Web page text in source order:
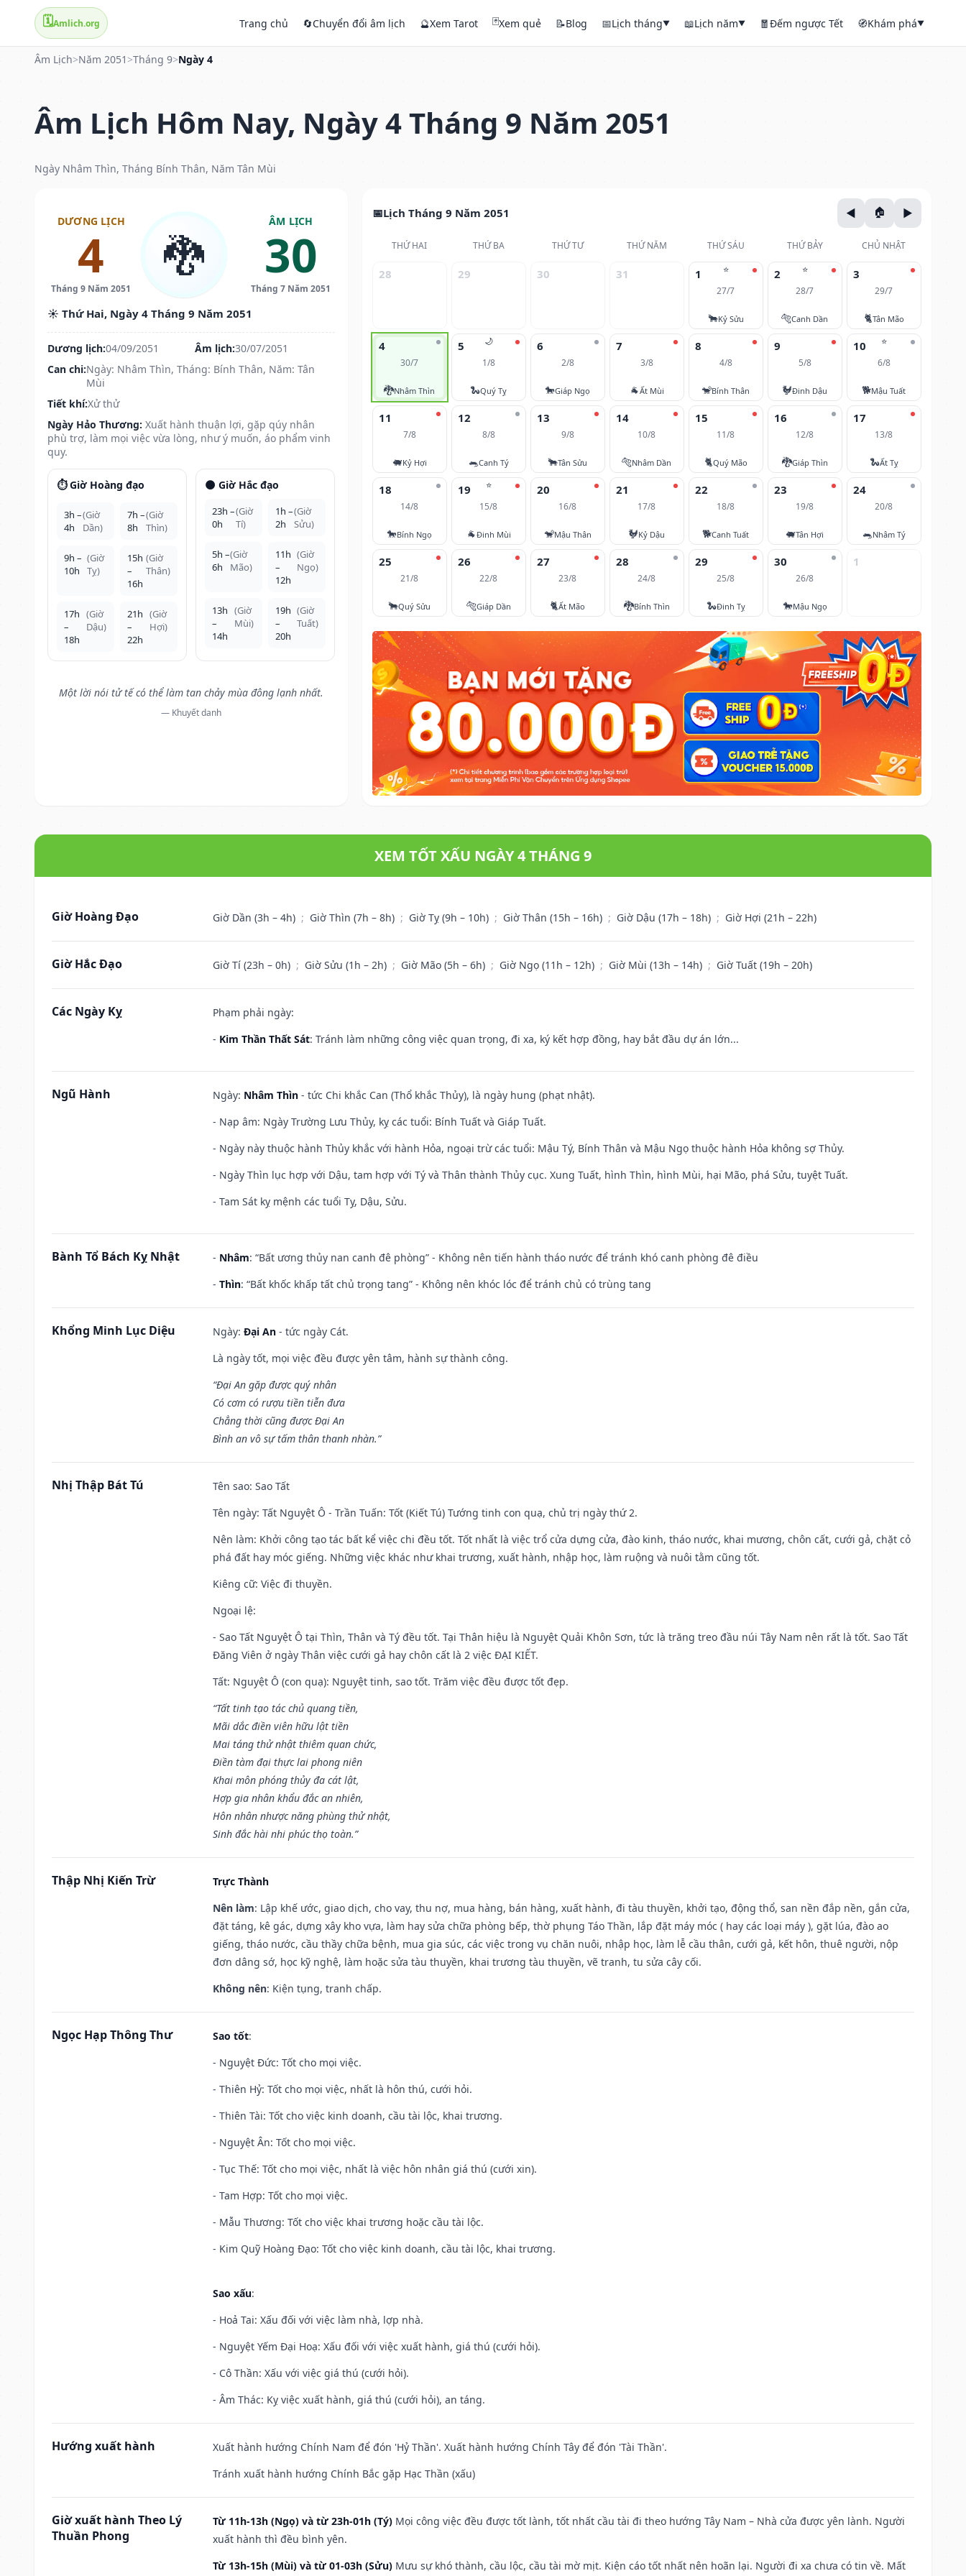
🗓️Amlich.org Trang chủ 🔄Chuyển đổi âm lịch 🔮Xem Tarot 🃏Xem quẻ 📝Blog 📅Lịch tháng▼ 📖Lịch năm▼ 🧧Đếm ngược Tết 🧭Khám phá▼
Âm Lịch>Năm 2051 >Tháng 9>Ngày 4
Âm Lịch Hôm Nay, Ngày 4 Tháng 9 Năm 2051
Ngày Nhâm Thìn, Tháng Bính Thân, Năm Tân Mùi
DƯƠNG LỊCH
4
Tháng 9 Năm 2051
🐉
ÂM LỊCH
30
Tháng 7 Năm 2051
☀️ Thứ Hai, Ngày 4 Tháng 9 Năm 2051
Dương lịch:04/09/2051 Âm lịch:30/07/2051
Can chi:Ngày: Nhâm Thìn, Tháng: Bính Thân, Năm: Tân
Mùi
Tiết khí:Xử thử
Ngày Hảo Thương: Xuất hành thuận lợi, gặp qúy nhân
phù trợ, làm mọi việc vừa lòng, như ý muốn, áo phẩm vinh
quy.
⏱️ Giờ Hoàng đạo
3h –
4h
(Giờ
Dần)
7h –
8h
(Giờ
Thìn)
9h –
10h
(Giờ
Tỵ)
15h
–
16h
(Giờ
Thân)
17h
–
18h
(Giờ
Dậu)
21h
–
22h
(Giờ
Hợi)
🌑 Giờ Hắc đạo
23h –
0h
(Giờ
Tí)
1h –
2h
(Giờ
Sửu)
5h –
6h
(Giờ
Mão)
11h
–
12h
(Giờ
Ngọ)
13h
–
14h
(Giờ
Mùi)
19h
–
20h
(Giờ
Tuất)
Một lời nói tử tế có thể làm tan chảy mùa đông lạnh nhất.
— Khuyết danh
Lịch Tháng 9 Năm 2051
THỨ HAI THỨ BA THỨ TƯ THỨ NĂM THỨ SÁU THỨ BẢY CHỦ NHẬT
28 29 30 31 ⭐
1
27/7
🐂Kỷ Sửu
⭐
2
28/7
🐅Canh Dần
3
29/7
🐈Tân Mão
4
30/7
🐉Nhâm Thìn
🌙
5
1/8
🐍Quý Tỵ
6
2/8
🐎Giáp Ngọ
7
3/8
🐐Ất Mùi
8
4/8
🐒Bính Thân
9
5/8
🐓Đinh Dậu
⭐
10
6/8
🐕Mậu Tuất
11
7/8
🐖Kỷ Hợi
12
8/8
🐀Canh Tý
13
9/8
🐂Tân Sửu
14
10/8
🐅Nhâm Dần
15
11/8
🐈Quý Mão
16
12/8
🐉Giáp Thìn
17
13/8
🐍Ất Tỵ
18
14/8
🐎Bính Ngọ
⭐
19
15/8
🐐Đinh Mùi
20
16/8
🐒Mậu Thân
21
17/8
🐓Kỷ Dậu
22
18/8
🐕Canh Tuất
23
19/8
🐖Tân Hợi
24
20/8
🐀Nhâm Tý
25
21/8
🐂Quý Sửu
26
22/8
🐅Giáp Dần
27
23/8
🐈Ất Mão
28
24/8
🐉Bính Thìn
29
25/8
🐍Đinh Tỵ
30
26/8
🐎Mậu Ngọ
1
XEM TỐT XẤU NGÀY 4 THÁNG 9
Giờ Hoàng Đạo Giờ Dần (3h – 4h) ; Giờ Thìn (7h – 8h) ; Giờ Tỵ (9h – 10h) ; Giờ Thân (15h – 16h) ; Giờ Dậu (17h – 18h) ; Giờ Hợi (21h – 22h)
Giờ Hắc Đạo Giờ Tí (23h – 0h) ; Giờ Sửu (1h – 2h) ; Giờ Mão (5h – 6h) ; Giờ Ngọ (11h – 12h) ; Giờ Mùi (13h – 14h) ; Giờ Tuất (19h – 20h)
Các Ngày Kỵ
Phạm phải ngày:
- Kim Thần Thất Sát: Tránh làm những công việc quan trọng, đi xa, ký kết hợp đồng, hay bắt đầu dự án lớn...
Ngũ Hành Ngày: Nhâm Thìn - tức Chi khắc Can (Thổ khắc Thủy), là ngày hung (phạt nhật).
- Nạp âm: Ngày Trường Lưu Thủy, kỵ các tuổi: Bính Tuất và Giáp Tuất.
- Ngày này thuộc hành Thủy khắc với hành Hỏa, ngoại trừ các tuổi: Mậu Tý, Bính Thân và Mậu Ngọ thuộc hành Hỏa không sợ Thủy.
- Ngày Thìn lục hợp với Dậu, tam hợp với Tý và Thân thành Thủy cục. Xung Tuất, hình Thìn, hình Mùi, hại Mão, phá Sửu, tuyệt Tuất.
- Tam Sát kỵ mệnh các tuổi Tỵ, Dậu, Sửu.
Bành Tổ Bách Kỵ Nhật - Nhâm: “Bất ương thủy nan canh đê phòng” - Không nên tiến hành tháo nước để tránh khó canh phòng đê điều
- Thìn: “Bất khốc khấp tất chủ trọng tang” - Không nên khóc lóc để tránh chủ có trùng tang
Khổng Minh Lục Diệu Ngày: Đại An - tức ngày Cát.
Là ngày tốt, mọi việc đều được yên tâm, hành sự thành công.
“Đại An gặp được quý nhân
Có cơm có rượu tiền tiễn đưa
Chẳng thời cũng được Đại An
Bình an vô sự tấm thân thanh nhàn.”
Nhị Thập Bát Tú Tên sao: Sao Tất
Tên ngày: Tất Nguyệt Ô - Trần Tuấn: Tốt (Kiết Tú) Tướng tinh con quạ, chủ trị ngày thứ 2.
Nên làm: Khởi công tạo tác bất kể việc chi đều tốt. Tốt nhất là việc trổ cửa dựng cửa, đào kinh, tháo nước, khai mương, chôn cất, cưới gả, chặt cỏ
phá đất hay móc giếng. Những việc khác như khai trương, xuất hành, nhập học, làm ruộng và nuôi tằm cũng tốt.
Kiêng cữ: Việc đi thuyền.
Ngoại lệ:
- Sao Tất Nguyệt Ô tại Thìn, Thân và Tý đều tốt. Tại Thân hiệu là Nguyệt Quải Khôn Sơn, tức là trăng treo đầu núi Tây Nam nên rất là tốt. Sao Tất
Đăng Viên ở ngày Thân việc cưới gả hay chôn cất là 2 việc ĐẠI KIẾT.
Tất: Nguyệt Ô (con quạ): Nguyệt tinh, sao tốt. Trăm việc đều được tốt đẹp.
“Tất tinh tạo tác chủ quang tiền,
Mãi dắc điền viên hữu lật tiền
Mai táng thử nhật thiêm quan chức,
Điền tàm đại thực lai phong niên
Khai môn phóng thủy đa cát lật,
Hợp gia nhân khẩu đắc an nhiên,
Hôn nhân nhược năng phùng thử nhật,
Sinh đắc hài nhi phúc thọ toàn.”
Thập Nhị Kiến Trừ
Trực Thành
Nên làm: Lập khế ước, giao dịch, cho vay, thu nợ, mua hàng, bán hàng, xuất hành, đi tàu thuyền, khởi tạo, động thổ, san nền đắp nền, gắn cửa,
đặt táng, kê gác, dựng xây kho vựa, làm hay sửa chữa phòng bếp, thờ phụng Táo Thần, lắp đặt máy móc ( hay các loại máy ), gặt lúa, đào ao
giếng, tháo nước, cầu thầy chữa bệnh, mua gia súc, các việc trong vụ chăn nuôi, nhập học, làm lễ cầu thân, cưới gả, kết hôn, thuê người, nộp
đơn dâng sớ, học kỹ nghệ, làm hoặc sửa tàu thuyền, khai trương tàu thuyền, vẽ tranh, tu sửa cây cối.
Không nên: Kiện tụng, tranh chấp.
Ngọc Hạp Thông Thư Sao tốt:
- Nguyệt Đức: Tốt cho mọi việc.
- Thiên Hỷ: Tốt cho mọi việc, nhất là hôn thú, cưới hỏi.
- Thiên Tài: Tốt cho việc kinh doanh, cầu tài lộc, khai trương.
- Nguyệt Ân: Tốt cho mọi việc.
- Tục Thế: Tốt cho mọi việc, nhất là việc hôn nhân giá thú (cưới xin).
- Tam Hợp: Tốt cho mọi việc.
- Mẫu Thương: Tốt cho việc khai trương hoặc cầu tài lộc.
- Kim Quỹ Hoàng Đạo: Tốt cho việc kinh doanh, cầu tài lộc, khai trương.
Sao xấu:
- Hoả Tai: Xấu đối với việc làm nhà, lợp nhà.
- Nguyệt Yếm Đại Hoạ: Xấu đối với việc xuất hành, giá thú (cưới hỏi).
- Cô Thần: Xấu với việc giá thú (cưới hỏi).
- Âm Thác: Kỵ việc xuất hành, giá thú (cưới hỏi), an táng.
Hướng xuất hành
Xuất hành hướng Chính Nam để đón 'Hỷ Thần'. Xuất hành hướng Chính Tây để đón 'Tài Thần'.
Tránh xuất hành hướng Chính Bắc gặp Hạc Thần (xấu)
Giờ xuất hành Theo Lý
Thuần Phong
Từ 11h-13h (Ngọ) và từ 23h-01h (Tý) Mọi công việc đều được tốt lành, tốt nhất cầu tài đi theo hướng Tây Nam – Nhà cửa được yên lành. Người
xuất hành thì đều bình yên.
Từ 13h-15h (Mùi) và từ 01-03h (Sửu) Mưu sự khó thành, cầu lộc, cầu tài mờ mịt. Kiện cáo tốt nhất nên hoãn lại. Người đi xa chưa có tin về. Mất